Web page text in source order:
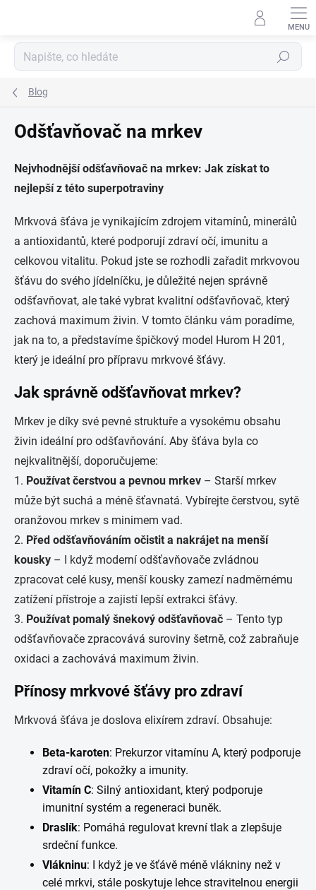
Hledat
Blog
Odšťavňovač na mrkev
Nejvhodnější odšťavňovač na mrkev: Jak získat to
nejlepší z této superpotraviny
Mrkvová šťáva je vynikajícím zdrojem vitamínů, minerálů
a antioxidantů, které podporují zdraví očí, imunitu a
celkovou vitalitu. Pokud jste se rozhodli zařadit mrkvovou
šťávu do svého jídelníčku, je důležité nejen správně
odšťavňovat, ale také vybrat kvalitní odšťavňovač, který
zachová maximum živin. V tomto článku vám poradíme,
jak na to, a představíme špičkový model Hurom H 201,
který je ideální pro přípravu mrkvové šťávy.
Jak správně odšťavňovat mrkev?
Mrkev je díky své pevné struktuře a vysokému obsahu
živin ideální pro odšťavňování. Aby šťáva byla co
nejkvalitnější, doporučujeme:
1. Používat čerstvou a pevnou mrkev – Starší mrkev
může být suchá a méně šťavnatá. Vybírejte čerstvou, sytě
oranžovou mrkev s minimem vad.
2. Před odšťavňováním očistit a nakrájet na menší
kousky – I když moderní odšťavňovače zvládnou
zpracovat celé kusy, menší kousky zamezí nadměrnému
zatížení přístroje a zajistí lepší extrakci šťávy.
3. Používat pomalý šnekový odšťavňovač – Tento typ
odšťavňovače zpracovává suroviny šetrně, což zabraňuje
oxidaci a zachovává maximum živin.
Přínosy mrkvové šťávy pro zdraví
Mrkvová šťáva je doslova elixírem zdraví. Obsahuje:
Beta-karoten: Prekurzor vitamínu A, který podporuje
zdraví očí, pokožky a imunity.
Vitamín C: Silný antioxidant, který podporuje
imunitní systém a regeneraci buněk.
Draslík: Pomáhá regulovat krevní tlak a zlepšuje
srdeční funkce.
Vlákninu: I když je ve šťávě méně vlákniny než v
celé mrkvi, stále poskytuje lehce stravitelnou energii